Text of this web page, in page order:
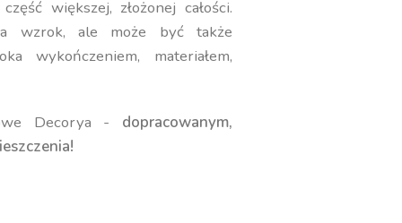
większej, złożonej całości.
wzrok, ale może być także
wykończeniem, materiałem,
Decorya - dopracowanym,